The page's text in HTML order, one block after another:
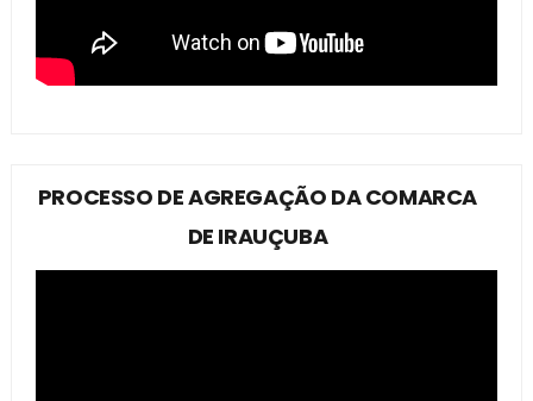
PROCESSO DE AGREGAÇÃO DA COMARCA
DE IRAUÇUBA